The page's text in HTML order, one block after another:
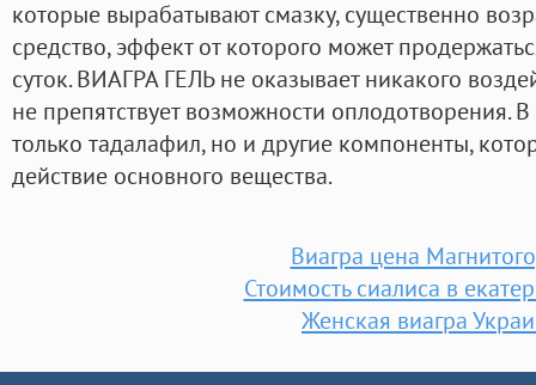
которые вырабатывают смазку, существенно
средство, эффект от которого может
суток. ВИАГРА ГЕЛЬ не оказывает никакого
не препятствует возможности оплодотворения. В
только тадалафил, но и другие компоненты,
действие основного вещества.
Виагра цена
Стоимость сиалиса в
Женская виагра